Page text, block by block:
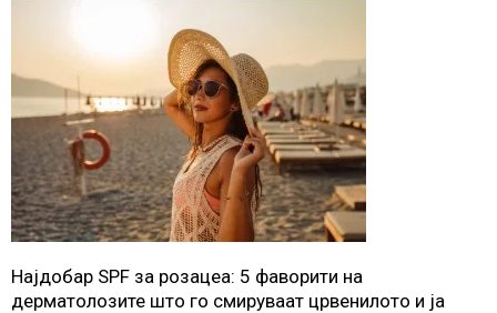
Најдобар SPF за розацеа: 5 фаворити на
дерматолозите што го смируваат црвенилото и ја